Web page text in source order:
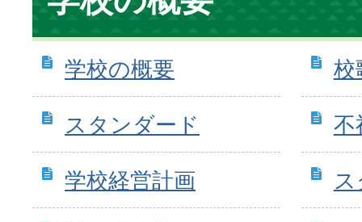
置
学校の概要 校
スタンダード 不
学校経営計画